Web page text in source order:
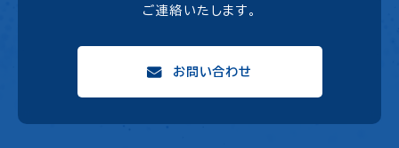
ご連絡いたします。
お問い合わせ